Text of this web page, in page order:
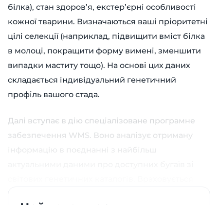
білка), стан здоров’я, екстер’єрні особливості
кожної тварини. Визначаються ваші пріоритетні
цілі селекції (наприклад, підвищити вміст білка
в молоці, покращити форму вимені, зменшити
випадки маститу тощо). На основі цих даних
складається індивідуальний генетичний
профіль вашого стада.
Далі вступає в дію спеціалізоване програмне
забезпечення WMS. Воно аналізує отриману
інформацію в поєднанні з найбільш